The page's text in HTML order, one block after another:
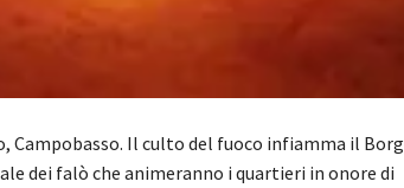
Campobasso. Il culto del fuoco infiamma il
dei falò che animeranno i quartieri in onore di